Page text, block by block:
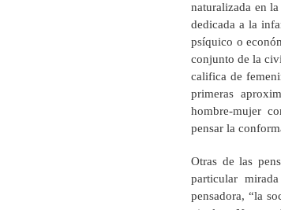
naturalizada en
dedicada a la
psíquico o
conjunto de la
califica de
primeras
hombre-mujer
pensar la
Otras de las
particular
pensadora, “la